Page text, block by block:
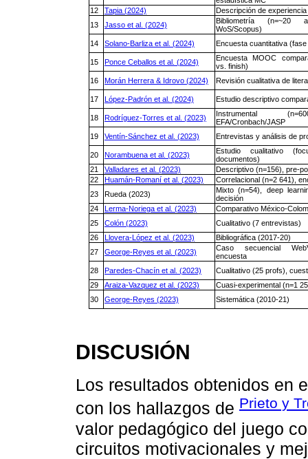
12
Tapia (2024)
Descripción de
13
Jasso et al. (2024)
Bibliometría (n=~20
WoS/Scopus)
14
Solano-Barliza et al. (2024) Encuesta cuantitativa
15 Ponce Ceballos et al. (2024)
Encuesta MOOC
vs. finish)
16
Morán Herrera & Idrovo (2024) Revisión cualitativa de
17 López-Padrón et al. (2024) Estudio descriptivo
18 Rodríguez-Torres et al. (2023)
Instrumental
EFA/Cronbach/JASP
19
Ventín-Sánchez et al. (2023) Entrevistas y análisis de
20 Norambuena et al. (2023)
Estudio cualitativo
documentos)
21
Valladares et al. (2023)
Descriptivo (n=156), pre-
22
Huamán-Romaní et al. (2023)
Correlacional (n=2 641),
23
Rueda (2023)
Mixto (n=54), deep
decisión
24
Lerma-Noriega et al. (2023)
Comparativo México-
25
Colón (2023)
Cualitativo (7 entrevistas)
26
Llovera-López et al. (2023)
Bibliográfica (2017-20)
27
George-Reyes et al. (2023)
Caso secuencial
encuesta
28
Paredes-Chacín et al. (2023)
Cualitativo (25 profs),
29
Araiza-Vazquez et al. (2023)
Cuasi-experimental (n=1
30
George-Reyes (2023) Sistemática (2010-21)
DISCUSIÓN
Los resultados obtenidos en
con los hallazgos de Prieto y
valor pedagógico del juego
circuitos motivacionales y